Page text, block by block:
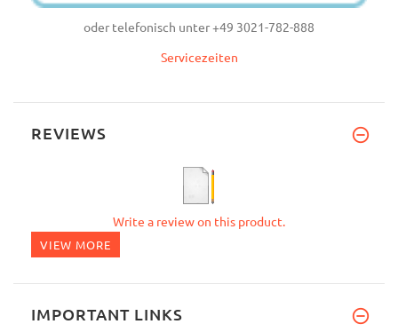
oder telefonisch unter +49 3021-782-888
Servicezeiten
REVIEWS
Write a review on this product.
VIEW MORE
IMPORTANT LINKS